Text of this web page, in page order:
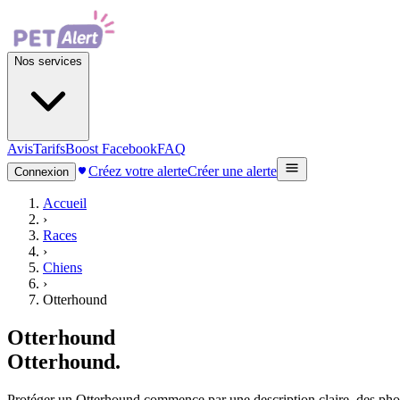
Nos services
AvisTarifsBoost FacebookFAQ
Connexion Créez votre alerteCréer une alerte
Accueil
›
Races
›
Chiens
›
Otterhound
Otterhound
Otterhound.